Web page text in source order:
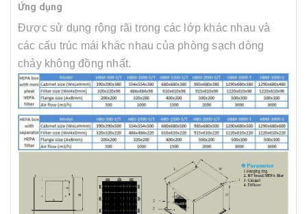
Ứng dụng
Được sử dụng rộng rãi trong các lớp khác nhau và
các cấu trúc mái khác nhau của phòng sạch dòng
chảy không đồng nhất.